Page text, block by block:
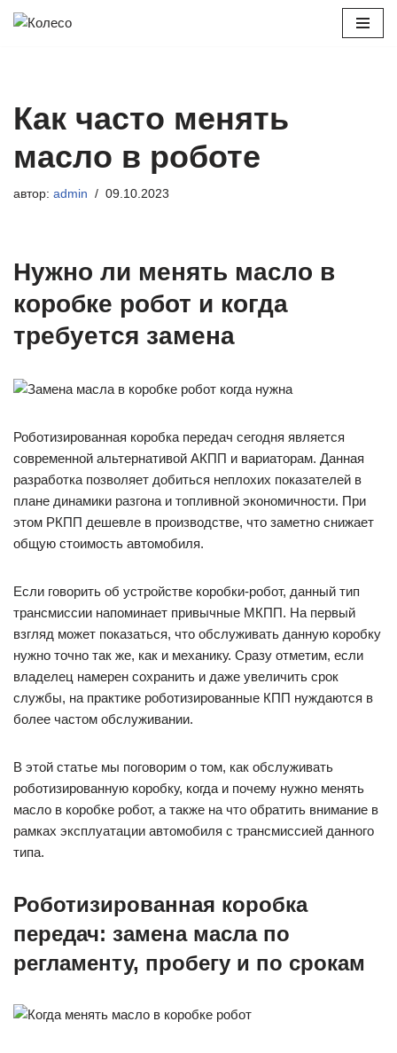
Как часто менять
масло в роботе
автор: admin 09.10.2023
Нужно ли менять масло в
коробке робот и когда
требуется замена
Роботизированная коробка передач сегодня является
современной альтернативой АКПП и вариаторам. Данная
разработка позволяет добиться неплохих показателей в
плане динамики разгона и топливной экономичности. При
этом РКПП дешевле в производстве, что заметно снижает
общую стоимость автомобиля.
Если говорить об устройстве коробки-робот, данный тип
трансмиссии напоминает привычные МКПП. На первый
взгляд может показаться, что обслуживать данную коробку
нужно точно так же, как и механику. Сразу отметим, если
владелец намерен сохранить и даже увеличить срок
службы, на практике роботизированные КПП нуждаются в
более частом обслуживании.
В этой статье мы поговорим о том, как обслуживать
роботизированную коробку, когда и почему нужно менять
масло в коробке робот, а также на что обратить внимание в
рамках эксплуатации автомобиля с трансмиссией данного
типа.
Роботизированная коробка
передач: замена масла по
регламенту, пробегу и по срокам